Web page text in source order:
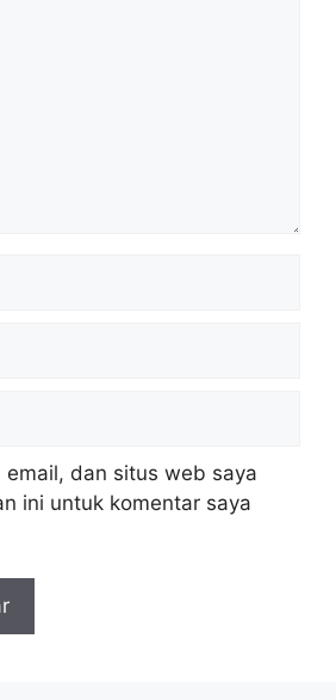
email, dan situs web saya
ini untuk komentar saya